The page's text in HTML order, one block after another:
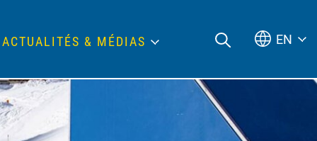
ACTUALITÉS & MÉDIAS EN